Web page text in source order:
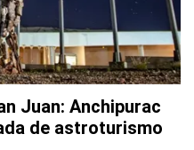
Juan: Anchipurac
de astroturismo